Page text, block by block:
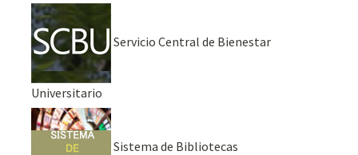
Servicio Central de Bienestar
Universitario
Sistema de Bibliotecas